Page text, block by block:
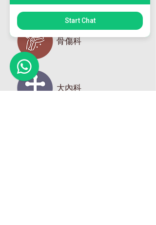
骨傷科
大內科
Start Chat